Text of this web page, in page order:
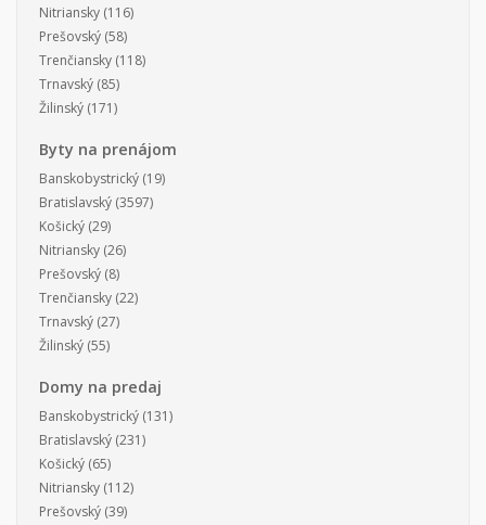
Nitriansky (116)
Prešovský (58)
Trenčiansky (118)
Trnavský (85)
Žilinský (171)
Byty na prenájom
Banskobystrický (19)
Bratislavský (3597)
Košický (29)
Nitriansky (26)
Prešovský (8)
Trenčiansky (22)
Trnavský (27)
Žilinský (55)
Domy na predaj
Banskobystrický (131)
Bratislavský (231)
Košický (65)
Nitriansky (112)
Prešovský (39)